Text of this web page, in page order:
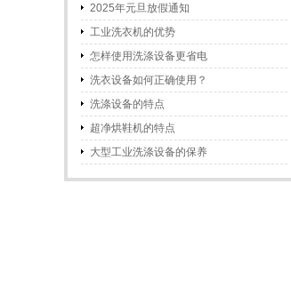
2025年元旦放假通知
工业洗衣机的优势
怎样使用洗涤设备更省电
洗衣设备如何正确使用？
洗涤设备的特点
超净烘鞋机的特点
大型工业洗涤设备的保养